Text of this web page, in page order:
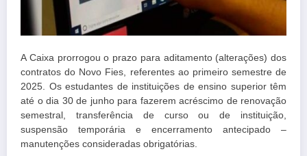
A Caixa prorrogou o prazo para aditamento (alterações) dos
contratos do Novo Fies, referentes ao primeiro semestre de
2025. Os estudantes de instituições de ensino superior têm
até o dia 30 de junho para fazerem acréscimo de renovação
semestral, transferência de curso ou de instituição,
suspensão temporária e encerramento antecipado –
manutenções consideradas obrigatórias.